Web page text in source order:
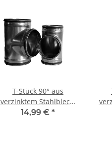
T-Stück 90° aus
verzinktem Stahlblech,
mit Dichtung, mit
14,99 € *